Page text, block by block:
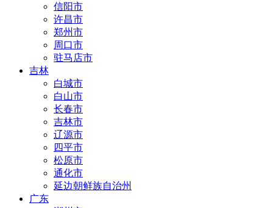
信阳市
许昌市
郑州市
周口市
驻马店市
吉林
白城市
白山市
长春市
吉林市
辽源市
四平市
松原市
通化市
延边朝鲜族自治州
广东